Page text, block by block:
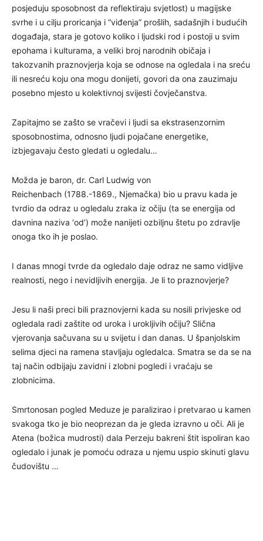
posjeduju sposobnost da reflektiraju svjetlost) u magijske
svrhe i u cilju proricanja i “viđenja” prošlih, sadašnjih i budućih
događaja, stara je gotovo koliko i ljudski rod i postoji u svim
epohama i kulturama, a veliki broj narodnih običaja i
takozvanih praznovjerja koja se odnose na ogledala i na sreću
ili nesreću koju ona mogu donijeti, govori da ona zauzimaju
posebno mjesto u kolektivnoj svijesti čovječanstva.
Zapitajmo se zašto se vračevi i ljudi sa ekstrasenzornim
sposobnostima, odnosno ljudi pojačane energetike,
izbjegavaju često gledati u ogledalu…
Možda je baron, dr. Carl Ludwig von
Reichenbach (1788.-1869., Njemačka) bio u pravu kada je
tvrdio da odraz u ogledalu zraka iz očiju (ta se energija od
davnina naziva ‘od’) može nanijeti ozbiljnu štetu po zdravlje
onoga tko ih je poslao.
I danas mnogi tvrde da ogledalo daje odraz ne samo vidljive
realnosti, nego i nevidljivih energija. Je li to praznovjerje?
Jesu li naši preci bili praznovjerni kada su nosili privjeske od
ogledala radi zaštite od uroka i urokljivih očiju? Slična
vjerovanja sačuvana su u svijetu i dan danas. U španjolskim
selima djeci na ramena stavljaju ogledalca. Smatra se da se na
taj način odbijaju zavidni i zlobni pogledi i vraćaju se
zlobnicima.
Smrtonosan pogled Meduze je paralizirao i pretvarao u kamen
svakoga tko je bio neoprezan da je gleda izravno u oči. Ali je
Atena (božica mudrosti) dala Perzeju bakreni štit ispoliran kao
ogledalo i junak je pomoću odraza u njemu uspio skinuti glavu
čudovištu …